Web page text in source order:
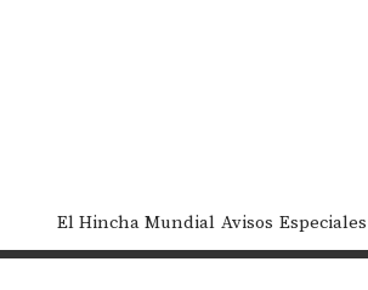
El Hincha Mundial Avisos Especiales